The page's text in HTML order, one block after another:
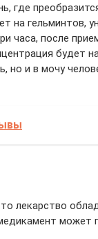
где
на гельминтов,
часа, после
будет
но и в мочу
лекарство
может